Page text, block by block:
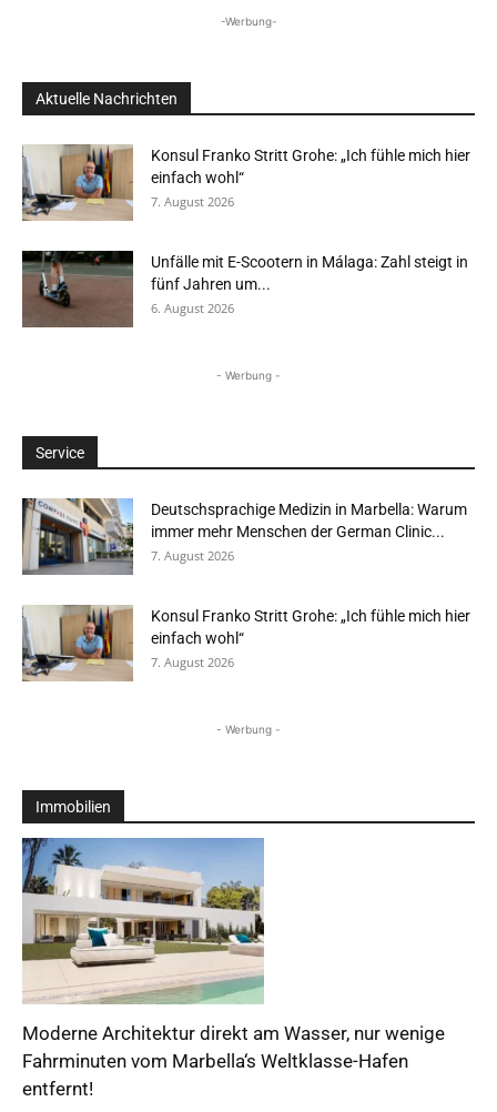
-Werbung-
Aktuelle Nachrichten
Konsul Franko Stritt Grohe: „Ich fühle mich hier
einfach wohl“
7. August 2026
Unfälle mit E-Scootern in Málaga: Zahl steigt in
fünf Jahren um...
6. August 2026
- Werbung -
Service
Deutschsprachige Medizin in Marbella: Warum
immer mehr Menschen der German Clinic...
7. August 2026
Konsul Franko Stritt Grohe: „Ich fühle mich hier
einfach wohl“
7. August 2026
- Werbung -
Immobilien
Moderne Architektur direkt am Wasser, nur wenige
Fahrminuten vom Marbella‘s Weltklasse-Hafen
entfernt!